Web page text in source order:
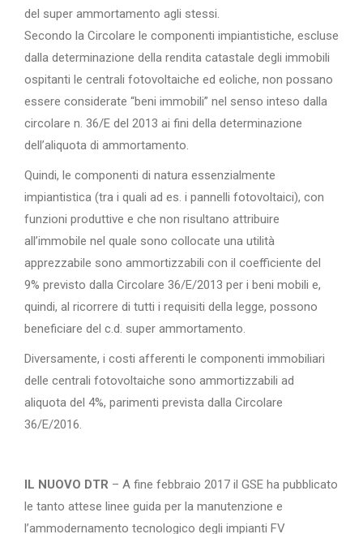
del super ammortamento agli stessi.
Secondo la Circolare le componenti impiantistiche, escluse
dalla determinazione della rendita catastale degli immobili
ospitanti le centrali fotovoltaiche ed eoliche, non possano
essere considerate “beni immobili” nel senso inteso dalla
circolare n. 36/E del 2013 ai fini della determinazione
dell’aliquota di ammortamento.
Quindi, le componenti di natura essenzialmente
impiantistica (tra i quali ad es. i pannelli fotovoltaici), con
funzioni produttive e che non risultano attribuire
all’immobile nel quale sono collocate una utilità
apprezzabile sono ammortizzabili con il coefficiente del
9% previsto dalla Circolare 36/E/2013 per i beni mobili e,
quindi, al ricorrere di tutti i requisiti della legge, possono
beneficiare del c.d. super ammortamento.
Diversamente, i costi afferenti le componenti immobiliari
delle centrali fotovoltaiche sono ammortizzabili ad
aliquota del 4%, parimenti prevista dalla Circolare
36/E/2016.
IL NUOVO DTR – A fine febbraio 2017 il GSE ha pubblicato
le tanto attese linee guida per la manutenzione e
l’ammodernamento tecnologico degli impianti FV